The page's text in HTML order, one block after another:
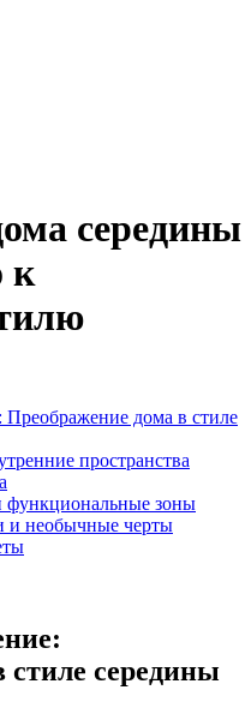
середины
к
дома в стиле
пространства
зоны
и необычные черты
середины